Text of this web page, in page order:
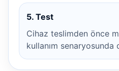
5. Test
Cihaz teslimden önce
kullanım senaryosunda